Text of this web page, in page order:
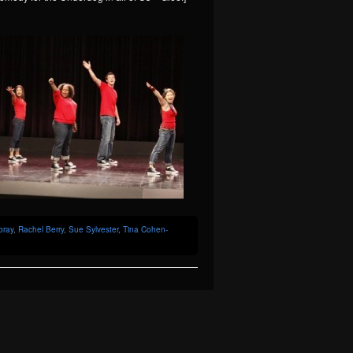
, Rachel Berry, Sue Sylvester, Tina Cohen-